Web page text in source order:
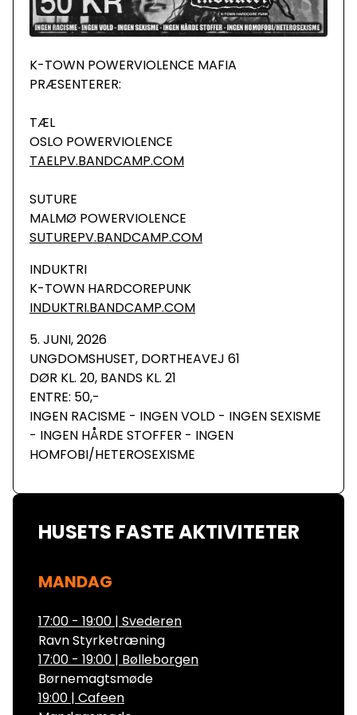
K-TOWN POWERVIOLENCE MAFIA
PRÆSENTERER:
TÆL
OSLO POWERVIOLENCE
TAELPV.BANDCAMP.COM
SUTURE
MALMØ POWERVIOLENCE
SUTUREPV.BANDCAMP.COM
INDUKTRI
K-TOWN HARDCOREPUNK
INDUKTRI.BANDCAMP.COM
5. JUNI, 2026
UNGDOMSHUSET, DORTHEAVEJ 61
DØR KL. 20, BANDS KL. 21
ENTRE: 50,-
INGEN RACISME - INGEN VOLD - INGEN SEXISME
- INGEN HÅRDE STOFFER - INGEN
HOMFOBI/HETEROSEXISME
HUSETS FASTE AKTIVITETER
MANDAG
17:00 - 19:00 | Svederen
Ravn Styrketræning
17:00 - 19:00 | Bølleborgen
Børnemagtsmøde
19:00 | Cafeen